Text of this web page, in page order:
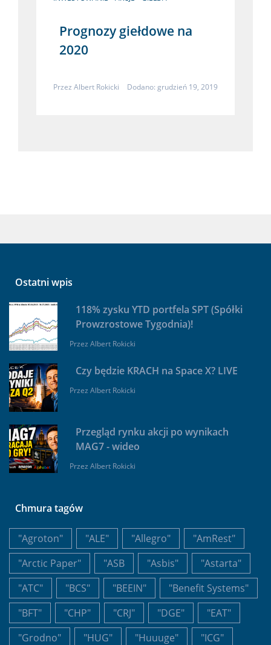
Prognozy giełdowe na
2020
Przez Albert Rokicki Dodano: grudzień 19, 2019
Ostatni wpis
118% zysku YTD portfela SPT (Spółki
Prowzrostowe Tygodnia)!
Przez Albert Rokicki
Czy będzie KRACH na Space X? LIVE
Przez Albert Rokicki
Przegląd rynku akcji po wynikach
MAG7 - wideo
Przez Albert Rokicki
Chmura tagów
"Agroton" "ALE" "Allegro"
"AmRest"
"Arctic Paper"
"ASB "Asbis"
"Astarta"
"ATC"
"BCS" "BEEIN"
"Benefit Systems"
"BFT"
"CHP" "CRJ" "DGE"
"EAT"
"Grodno"
"HUG" "Huuuge"
"ICG"